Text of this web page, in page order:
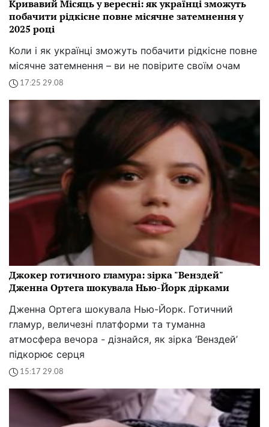
Кривавий Місяць у вересні: як українці зможуть
побачити рідкісне повне місячне затемнення у
2025 році
Коли і як українці зможуть побачити рідкісне повне
місячне затемнення – ви не повірите своїм очам
17:25 29.08
Джокер готичного гламура: зірка "Венздей"
Дженна Ортега шокувала Нью-Йорк дірками
Дженна Ортега шокувала Нью-Йорк. Готичний
гламур, величезні платформи та туманна
атмосфера вечора - дізнайся, як зірка ‘Венздей’
підкорює серця
15:17 29.08